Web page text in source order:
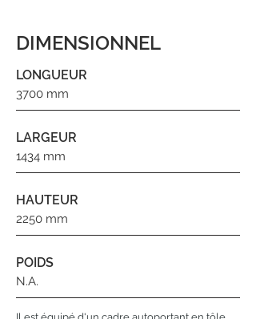
DIMENSIONNEL
LONGUEUR
3700 mm
LARGEUR
1434 mm
HAUTEUR
2250 mm
POIDS
N.A.